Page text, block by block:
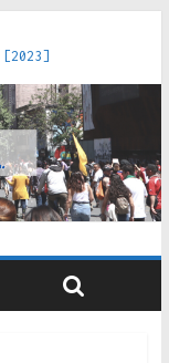
Obrero en
Estados :
[2022]
una teoría
[2020]
[2019]